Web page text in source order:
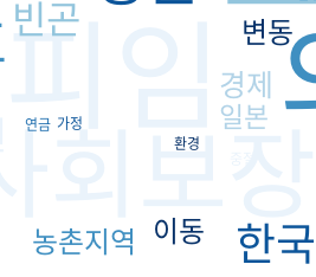
피임
사회보장
한
빈곤
경제
변동
이동
농촌지역
일본
가정
연금
환경